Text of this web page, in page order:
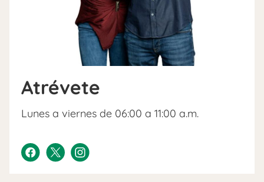
Atrévete
Lunes a viernes de 06:00 a 11:00 a.m.